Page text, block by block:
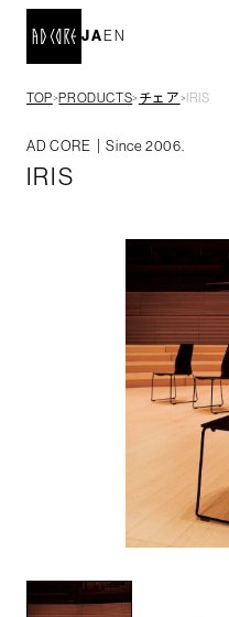
EN
JA
TOP＞PRODUCTS＞ チェア ＞ IRIS
AD CORE｜Since 2006.
IRIS